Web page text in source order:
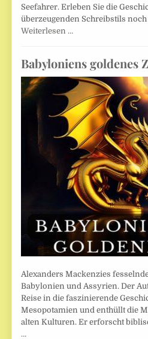
Seefahrer. Erleben Sie die
überzeugenden Schreibstils
Weiterlesen …
Babyloniens goldenes
Alexanders Mackenzies
Babylonien und Assyrien. Der
Reise in die faszinierende
Mesopotamien und enthüllt die
alten Kulturen. Er erforscht
…